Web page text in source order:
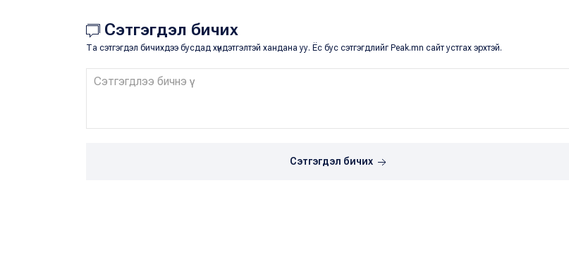
Сэтгэгдэл бичих
Та сэтгэгдэл бичихдээ бусдад хүндэтгэлтэй хандана уу. Ёс бус сэтгэгдлийг Peak.mn сайт устгах эрхтэй.
Сэтгэгдэл бичих